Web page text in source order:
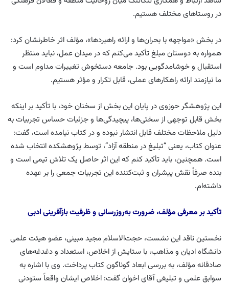
در روستاهای مختلف هستیم.
در بخش «مواجهه با بحران‌ها و ارائه راهبردها»، مؤلف اثر خاطرنشان کرد:
همواره به دوستان مبلغ تأکید می‌کنم که در میدان عمل، نباید منتظر
استقبال و خوشامدگویی بود. جامعه دستخوش تغییرات مداوم است و
ما نیازمند ارائه راهکارهای عملی، قابل تکرار و مؤثر هستیم.
این پژوهشگر حوزوی در پایان این بخش از سخنان خود، با تأکید بر اینکه
بخش قابل توجهی از سختی‌ها، پیچیدگی‌ها و جزئیات حساس تجربیات به
دلیل ملاحظات مختلف قابل انتشار نبوده و در کتاب نیامده است، گفت:
عنوان کتاب، یعنی “تبلیغ در منطقه آزاد”، توسط پژوهشکده انتخاب شده
است. همچنین، باید تأکید کنم که این اثر حاصل یک تلاش تیمی است و
بنده صرفاً نقش پیشران و ثبت‌کننده این تجربیات جمعی را بر عهده
داشته‌ام.
تأکید بر معرفی مؤلف، ضرورت به‌روزرسانی و ظرفیت بازآفرینی ادبی
نخستین ناقد این نشست، حجت‌الاسلام مجید مبینی، عضو هیئت علمی
دانشگاه ادیان و مذاهب، با ستایش از اخلاص، استعداد و دغدغه‌های
صادقانه مؤلف، به بررسی ابعاد گوناگون کتاب پرداخت. وی با اشاره به
سوابق علمی و تبلیغی آقای اخوان گفت: اخلاص ایشان واقعاً ستودنی